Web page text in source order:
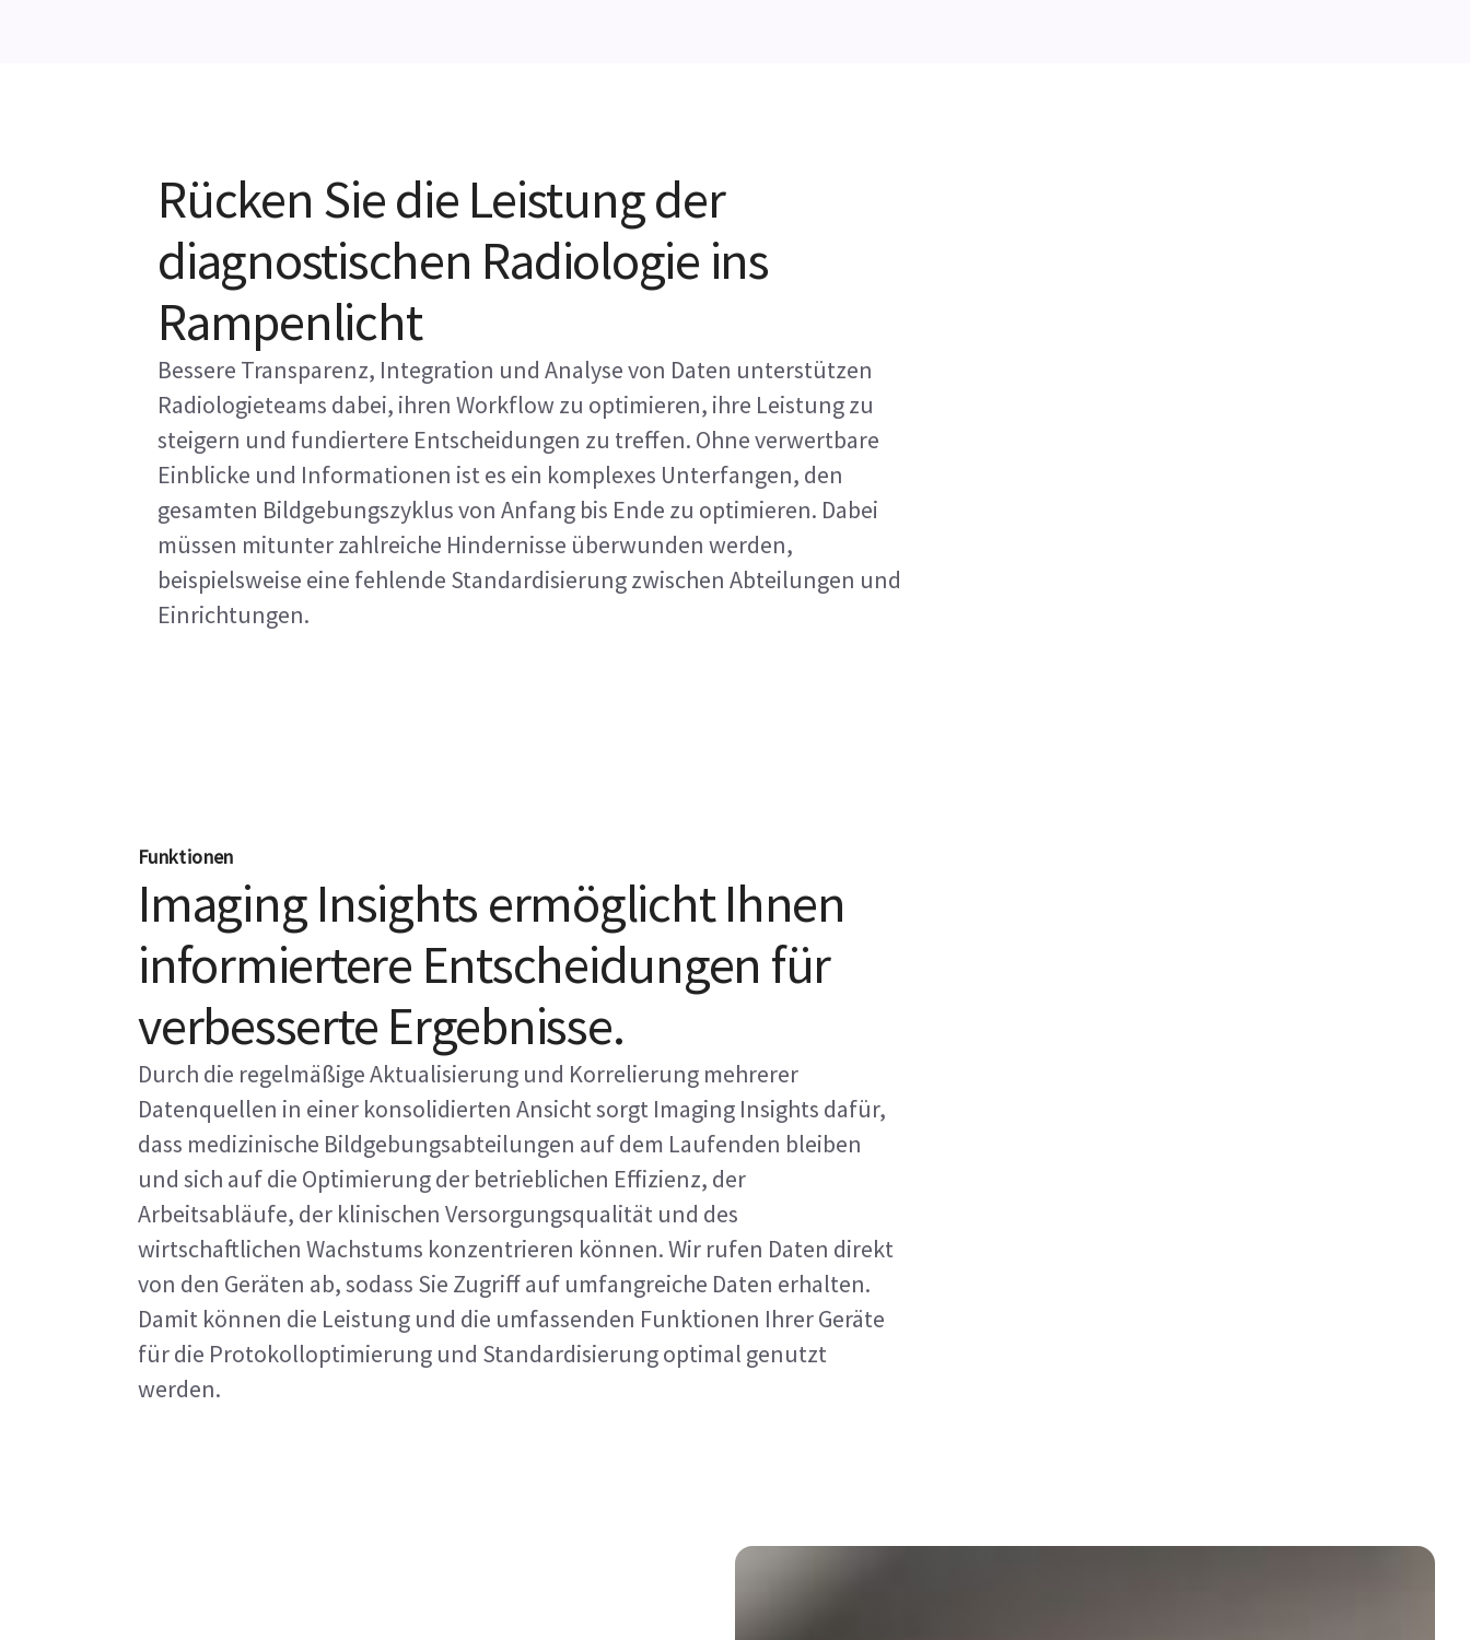
Rücken Sie die Leistung der
diagnostischen Radiologie ins
Rampenlicht
Bessere Transparenz, Integration und Analyse von Daten unterstützen
Radiologieteams dabei, ihren Workflow zu optimieren, ihre Leistung zu
steigern und fundiertere Entscheidungen zu treffen. Ohne verwertbare
Einblicke und Informationen ist es ein komplexes Unterfangen, den
gesamten Bildgebungszyklus von Anfang bis Ende zu optimieren. Dabei
müssen mitunter zahlreiche Hindernisse überwunden werden,
beispielsweise eine fehlende Standardisierung zwischen Abteilungen und
Einrichtungen.
Funktionen
Imaging Insights ermöglicht Ihnen
informiertere Entscheidungen für
verbesserte Ergebnisse.
Durch die regelmäßige Aktualisierung und Korrelierung mehrerer
Datenquellen in einer konsolidierten Ansicht sorgt Imaging Insights dafür,
dass medizinische Bildgebungsabteilungen auf dem Laufenden bleiben
und sich auf die Optimierung der betrieblichen Effizienz, der
Arbeitsabläufe, der klinischen Versorgungsqualität und des
wirtschaftlichen Wachstums konzentrieren können. Wir rufen Daten direkt
von den Geräten ab, sodass Sie Zugriff auf umfangreiche Daten erhalten.
Damit können die Leistung und die umfassenden Funktionen Ihrer Geräte
für die Protokolloptimierung und Standardisierung optimal genutzt
werden.